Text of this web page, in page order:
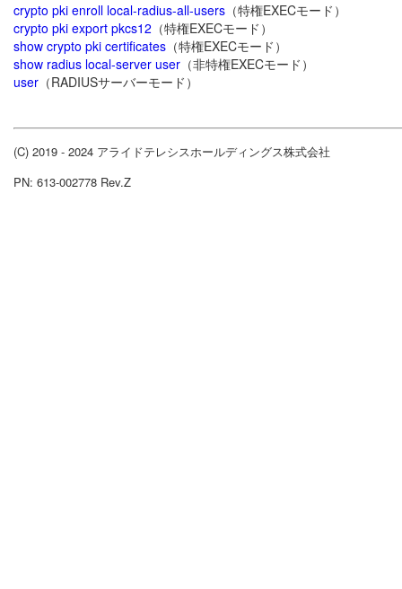
crypto pki enroll local-radius-all-users （特権EXECモード）
crypto pki export pkcs12 （特権EXECモード）
show crypto pki certificates （特権EXECモード）
show radius local-server user （非特権EXECモード）
user （RADIUSサーバーモード）
(C) 2019 - 2024 アライドテレシスホールディングス株式会社
PN: 613-002778 Rev.Z